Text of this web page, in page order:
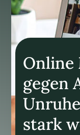
Online
gegen
stark